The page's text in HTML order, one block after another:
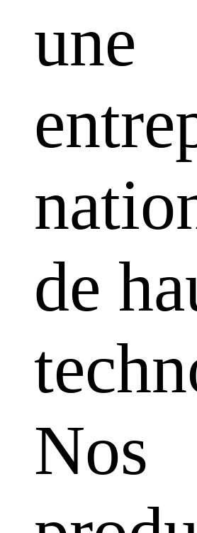
une
de
Nos